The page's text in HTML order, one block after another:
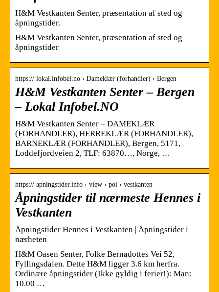
H&M Vestkanten Senter, præsentation af sted og
åpningstider.
H&M Vestkanten Senter, præsentation af sted og
åpningstider
https:// lokal.infobel.no › Dameklær (forhandler) › Bergen
H&M Vestkanten Senter – Bergen
– Lokal Infobel.NO
H&M Vestkanten Senter – DAMEKLÆR
(FORHANDLER), HERREKLÆR (FORHANDLER),
BARNEKLÆR (FORHANDLER), Bergen, 5171,
Loddefjordveien 2, TLF: 63870…, Norge, …
https:// apningstider.info › view › poi › vestkanten
Åpningstider til nærmeste Hennes i
Vestkanten
Åpningstider Hennes i Vestkanten | Åpningstider i
nærheten
H&M Oasen Senter, Folke Bernadottes Vei 52,
Fyllingsdalen. Dette H&M ligger 3.6 km herfra.
Ordinære åpningstider (Ikke gyldig i ferier!): Man:
10.00 …